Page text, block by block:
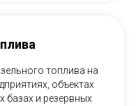
топлива на
объектах
базах и резервных